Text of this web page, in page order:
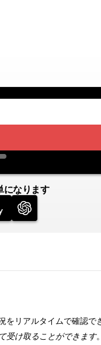
になります
をリアルタイムで確認で
受け取ることができます。